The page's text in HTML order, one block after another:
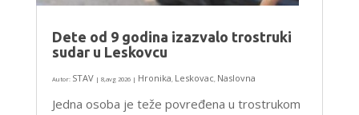
Dete od 9 godina izazvalo trostruki
sudar u Leskovcu
Autor: STAV | 8,avg 2026| Hronika, Leskovac, Naslovna
Jedna osoba je teže povređena u trostrukom